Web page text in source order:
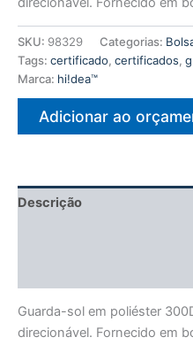
SKU: 98329 Categorias:
Tags: certificado, certificados,
Marca: hi!dea™
Adicionar ao
Descrição
Guarda-sol em poliéster
direcionável. Fornecido em